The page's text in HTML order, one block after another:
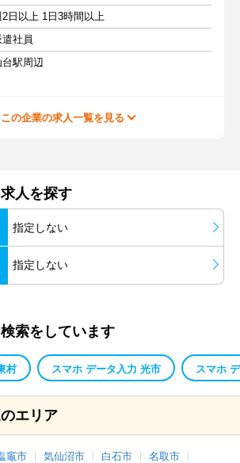
2日以上 1日3時間以上
遣社員
台駅周辺
この企業の求人一覧を見る
人を探す
指定しない
指定しない
索をしています
村 スマホ データ入力 光市 スマホ
エリア
竈市 気仙沼市 白石市 名取市